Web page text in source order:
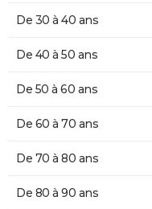
De 30 à 40 ans
De 40 à 50 ans
De 50 à 60 ans
De 60 à 70 ans
De 70 à 80 ans
De 80 à 90 ans